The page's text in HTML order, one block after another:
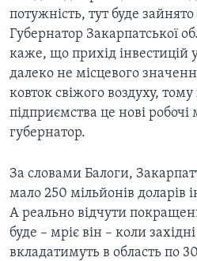
потужність, тут буде
Губернатор Закарпатської
каже, що прихід інвестицій
далеко не місцевого
ковток свіжого воздуху,
підприємства це нові
губернатор.
За словами Балоги,
мало 250 мільйонів доларів
А реально відчути
буде – мріє він – коли
вкладатимуть в область по